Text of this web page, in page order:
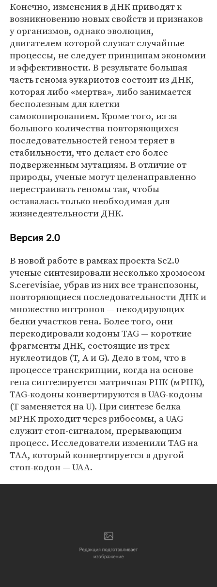
Конечно, изменения в ДНК приводят к
возникновению новых свойств и признаков
у организмов, однако эволюция,
двигателем которой служат случайные
процессы, не следует принципам экономии
и эффективности. В результате большая
часть генома эукариотов состоит из ДНК,
которая либо «мертва», либо занимается
бесполезным для клетки
самокопированием. Кроме того, из-за
большого количества повторяющихся
последовательностей геном теряет в
стабильности, что делает его более
подверженным мутациям. В отличие от
природы, ученые могут целенаправленно
перестраивать геномы так, чтобы
оставалась только необходимая для
жизнедеятельности ДНК.
Версия 2.0
В новой работе в рамках проекта Sc2.0
ученые синтезировали несколько хромосом
S.cerevisiae, убрав из них все транспозоны,
повторяющиеся последовательности ДНК и
множество интронов — некодирующих
белки участков гена. Более того, они
перекодировали кодоны TAG — короткие
фрагменты ДНК, состоящие из трех
нуклеотидов (T, A и G). Дело в том, что в
процессе транскрипции, когда на основе
гена синтезируется матричная РНК (мРНК),
TAG-кодоны конвертируются в UAG-кодоны
(T заменяется на U). При синтезе белка
мРНК проходит через рибосомы, а UAG
служит стоп-сигналом, прерывающим
процесс. Исследователи изменили TAG на
TAA, который конвертируется в другой
стоп-кодон — UAA.